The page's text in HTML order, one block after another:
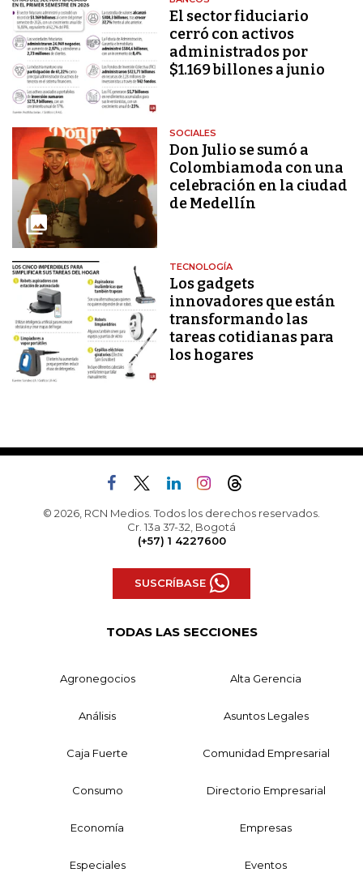
El sector fiduciario
cerró con activos
administrados por
$1.169 billones a junio
SOCIALES
Don Julio se sumó a
Colombiamoda con una
celebración en la ciudad
de Medellín
TECNOLOGÍA
Los gadgets
innovadores que están
transformando las
tareas cotidianas para
los hogares
© 2026, RCN Medios. Todos los derechos reservados.
Cr. 13a 37-32, Bogotá
(+57) 1 4227600
SUSCRÍBASE
TODAS LAS SECCIONES
Agronegocios Alta Gerencia
Análisis Asuntos Legales
Caja Fuerte Comunidad Empresarial
Consumo Directorio Empresarial
Economía Empresas
Especiales Eventos